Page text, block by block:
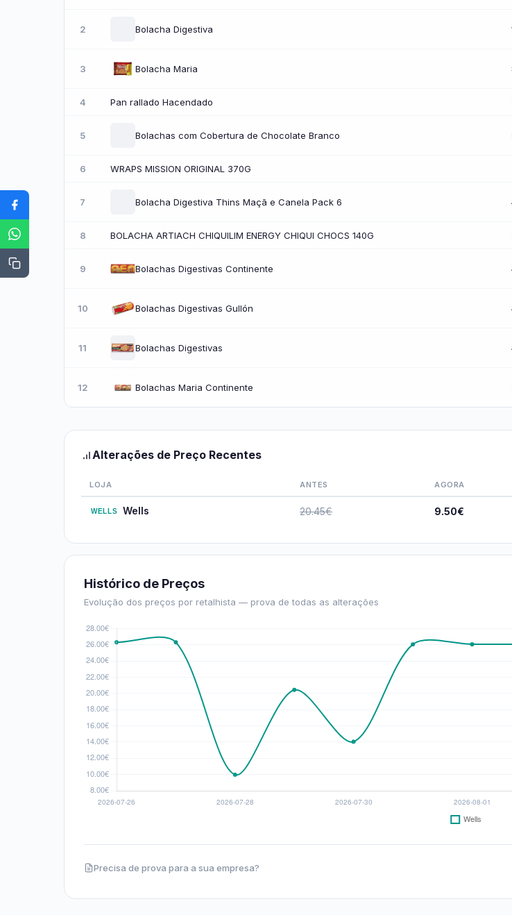
2 Bolacha Digestiva
3 Bolacha Maria
4 Pan rallado Hacendado
5 Bolachas com Cobertura de Chocolate Branco
6 WRAPS MISSION ORIGINAL 370G
7 Bolacha Digestiva Thins Maçã e Canela Pack 6
8 BOLACHA ARTIACH CHIQUILIM ENERGY CHIQUI CHOCS 140G
9 Bolachas Digestivas Continente
10 Bolachas Digestivas Gullón
11 Bolachas Digestivas
12 Bolachas Maria Continente
Alterações de Preço Recentes
LOJA ANTES AGORA
Wells 20.45€ 9.50€
Histórico de Preços
Evolução dos preços por retalhista — prova de todas as alterações
Precisa de prova para a sua empresa?